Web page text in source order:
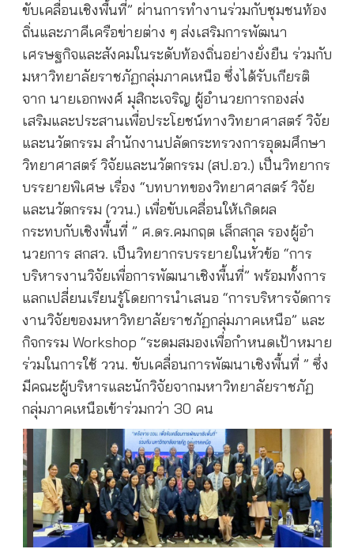
ขับเคลื่อนเชิงพื้นที่” ผ่านการทำงานร่วมกับชุมชนท้อง
ถิ่นและภาคีเครือข่ายต่าง ๆ ส่งเสริมการพัฒนา
เศรษฐกิจและสังคมในระดับท้องถิ่นอย่างยั่งยืน ร่วมกับ
มหาวิทยาลัยราชภัฏกลุ่มภาคเหนือ ซึ่งได้รับเกียรติ
จาก นายเอกพงศ์ มุสิกะเจริญ ผู้อํานวยการกองส่ง
เสริมและประสานเพื่อประโยชน์ทางวิทยาศาสตร์ วิจัย
และนวัตกรรม สํานักงานปลัดกระทรวงการอุดมศึกษา
วิทยาศาสตร์ วิจัยและนวัตกรรม (สป.อว.) เป็นวิทยากร
บรรยายพิเศษ เรื่อง “บทบาทของวิทยาศาสตร์ วิจัย
และนวัตกรรม (ววน.) เพื่อขับเคลื่อนให้เกิดผล
กระทบกับเชิงพื้นที่ ” ศ.ดร.คมกฤต เล็กสกุล รองผู้อํา
นวยการ สกสว. เป็นวิทยากรบรรยายในหัวข้อ “การ
บริหารงานวิจัยเพื่อการพัฒนาเชิงพื้นที่” พร้อมทั้งการ
แลกเปลี่ยนเรียนรู้โดยการนําเสนอ “การบริหารจัดการ
งานวิจัยของมหาวิทยาลัยราชภัฏกลุ่มภาคเหนือ” และ
กิจกรรม Workshop “ระดมสมองเพื่อกําหนดเป้าหมาย
ร่วมในการใช้ ววน. ขับเคลื่อนการพัฒนาเชิงพื้นที่ ” ซึ่ง
มีคณะผู้บริหารและนักวิจัยจากมหาวิทยาลัยราชภัฏ
กลุ่มภาคเหนือเข้าร่วมกว่า 30 คน